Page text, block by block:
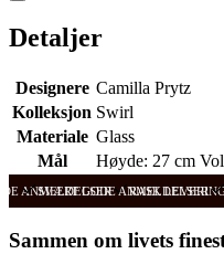
Detaljer
Designere Camilla Prytz
Kolleksjon Swirl
Materiale Glass
Mål
Høyde: 27 cm
ANMELDELSER RASK
SVÆRT GODE ANMELDELSER
Sammen om livets